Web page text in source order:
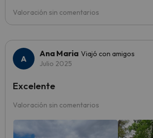
Valoración sin comentarios
Ana Maria Viajó con amigos
Julio 2025
Valoración sin comentarios
Excelente